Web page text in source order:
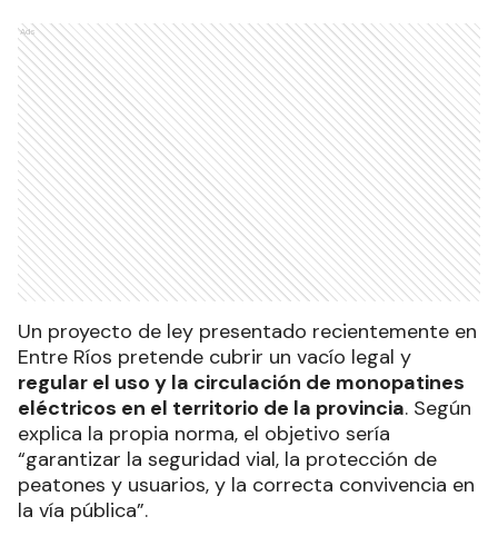
Ads
Un proyecto de ley presentado recientemente en
Entre Ríos pretende cubrir un vacío legal y
regular el uso y la circulación de monopatines
eléctricos en el territorio de la provincia. Según
explica la propia norma, el objetivo sería
“garantizar la seguridad vial, la protección de
peatones y usuarios, y la correcta convivencia en
la vía pública”.